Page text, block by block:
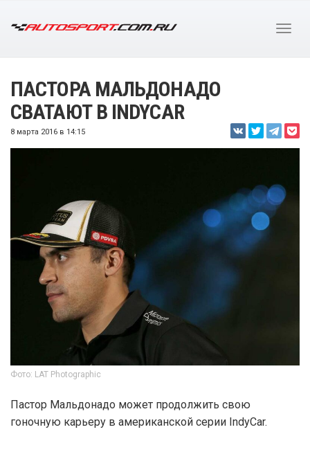
ПАСТОРА МАЛЬДОНАДО
СВАТАЮТ В INDYCAR
8 марта 2016 в 14:15
Фото: LAT Photographic
Пастор Мальдонадо может продолжить свою
гоночную карьеру в американской серии IndyCar.